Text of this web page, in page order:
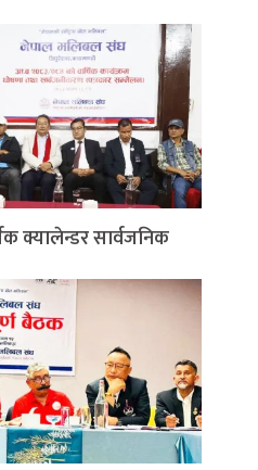
क्यालेन्डर सार्वजनिक